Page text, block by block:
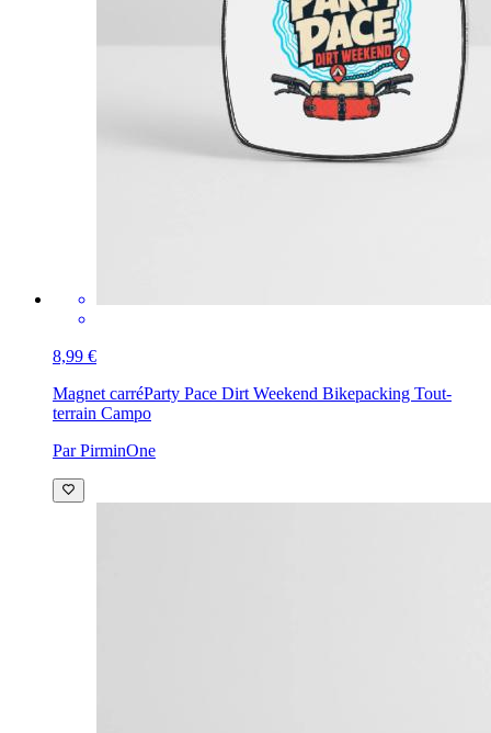
8,99 €
Magnet carréParty Pace Dirt Weekend Bikepacking Tout-
terrain Campo
Par PirminOne